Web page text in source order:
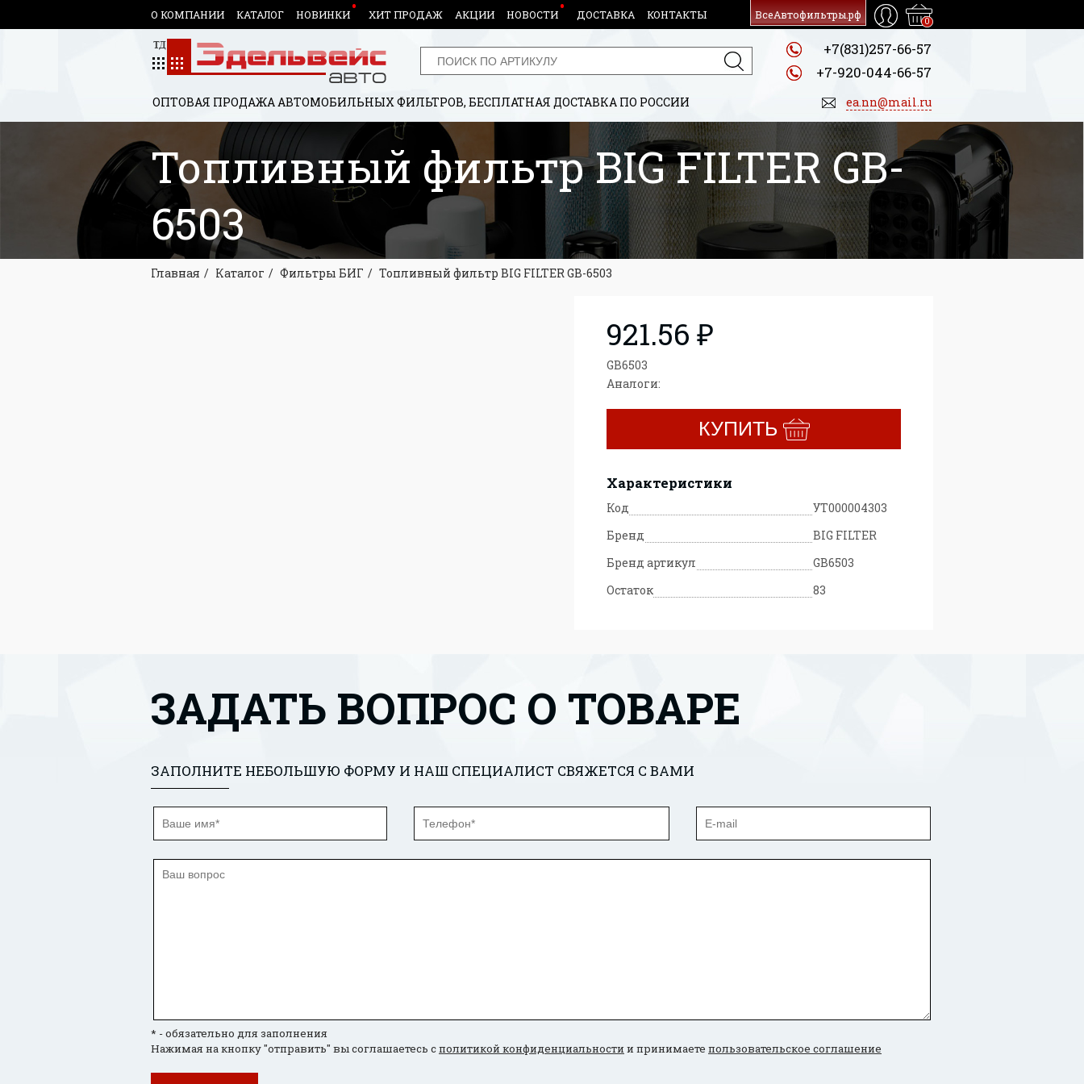
О КОМПАНИИ КАТАЛОГ НОВИНКИ ХИТ ПРОДАЖ АКЦИИ НОВОСТИ ДОСТАВКА КОНТАКТЫ ВсеАвтофильтры.рф
0
+7(831)257-66-57
+7-920-044-66-57
ОПТОВАЯ ПРОДАЖА АВТОМОБИЛЬНЫХ ФИЛЬТРОВ, БЕСПЛАТНАЯ ДОСТАВКА ПО РОССИИ ea.nn@mail.ru
Топливный фильтр BIG FILTER GB-
6503
Главная Каталог Фильтры БИГ Топливный фильтр BIG FILTER GB-6503
921.56 ₽
GB6503
Аналоги:
КУПИТЬ
Характеристики
Код
УТ000004303
Бренд
BIG FILTER
Бренд артикул
GB6503
Остаток
83
ЗАДАТЬ ВОПРОС О ТОВАРЕ
ЗАПОЛНИТЕ НЕБОЛЬШУЮ ФОРМУ И НАШ СПЕЦИАЛИСТ СВЯЖЕТСЯ С ВАМИ
* - обязательно для заполнения
Нажимая на кнопку "отправить" вы соглашаетесь сполитикой конфиденциальности и принимаете пользовательское соглашение